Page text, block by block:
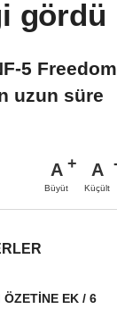
gördü
5 Freedom
uzun süre
A
Büyüt
A
Küçült
ÖZETİNE EK / 6